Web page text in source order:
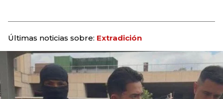
Últimas noticias sobre: Extradición